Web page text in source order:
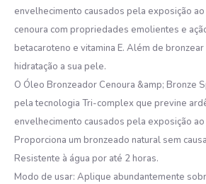
envelhecimento causados pela exposição
cenoura com propriedades emolientes e
betacaroteno e vitamina E. Além de
hidratação a sua pele.
O Óleo Bronzeador Cenoura &amp; Bronze
pela tecnologia Tri-complex que previne
envelhecimento causados pela exposição
Proporciona um bronzeado natural sem
Resistente à água por até 2 horas.
Modo de usar: Aplique abundantemente